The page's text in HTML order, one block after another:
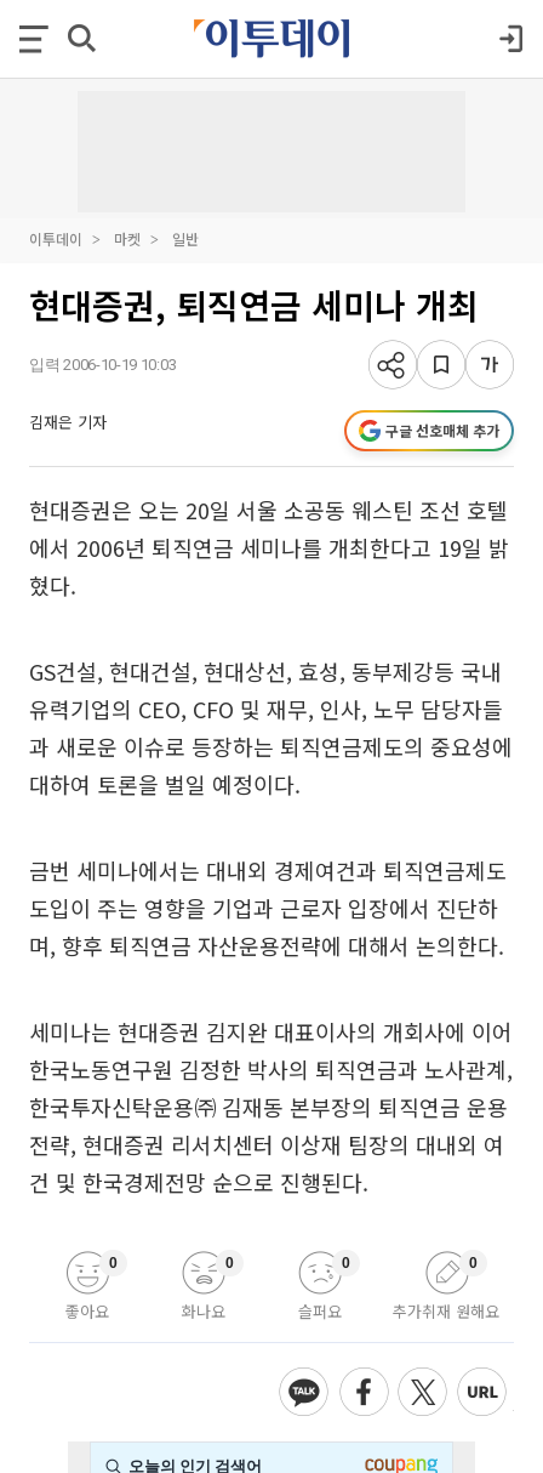
이투데이 마켓 일반
현대증권, 퇴직연금 세미나 개최
입력 2006-10-19 10:03
김재은 기자 구글 선호매체 추가
현대증권은 오는 20일 서울 소공동 웨스틴 조선 호텔
에서 2006년 퇴직연금 세미나를 개최한다고 19일 밝
혔다.
GS건설, 현대건설, 현대상선, 효성, 동부제강등 국내
유력기업의 CEO, CFO 및 재무, 인사, 노무 담당자들
과 새로운 이슈로 등장하는 퇴직연금제도의 중요성에
대하여 토론을 벌일 예정이다.
금번 세미나에서는 대내외 경제여건과 퇴직연금제도
도입이 주는 영향을 기업과 근로자 입장에서 진단하
며, 향후 퇴직연금 자산운용전략에 대해서 논의한다.
세미나는 현대증권 김지완 대표이사의 개회사에 이어
한국노동연구원 김정한 박사의 퇴직연금과 노사관계,
한국투자신탁운용㈜ 김재동 본부장의 퇴직연금 운용
전략, 현대증권 리서치센터 이상재 팀장의 대내외 여
건 및 한국경제전망 순으로 진행된다.
좋아요
0
화나요
0
슬퍼요
0
추가취재 원해요
0